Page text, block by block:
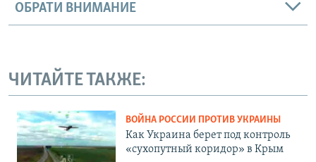
ОБРАТИ ВНИМАНИЕ
ЧИТАЙТЕ ТАКЖЕ:
ВОЙНА РОССИИ ПРОТИВ УКРАИНЫ
Как Украина берет под контроль
«сухопутный коридор» в Крым